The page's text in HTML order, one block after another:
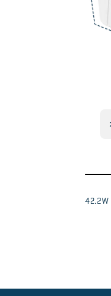
ボックスの上に
ング台として使